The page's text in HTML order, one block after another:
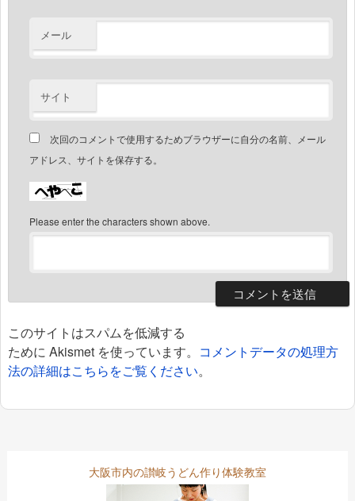
メール
サイト
次回のコメントで使用するためブラウザーに自分の名前、メール
アドレス、サイトを保存する。
Please enter the characters shown above.
このサイトはスパムを低減する
ために Akismet を使っています。 コメントデータの処理方
法の詳細はこちらをご覧ください。
大阪市内の讃岐うどん作り体験教室